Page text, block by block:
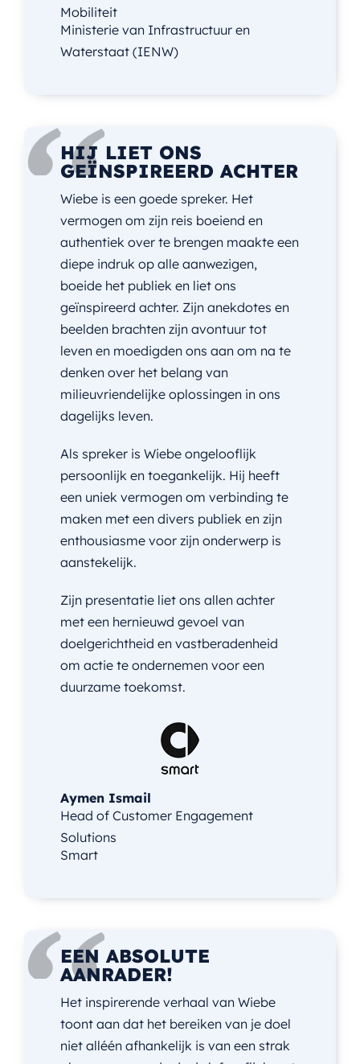
Mobiliteit
Ministerie van Infrastructuur en
Waterstaat (IENW)
HIJ LIET ONS
GEÏNSPIREERD ACHTER
Wiebe is een goede spreker. Het
vermogen om zijn reis boeiend en
authentiek over te brengen maakte een
diepe indruk op alle aanwezigen,
boeide het publiek en liet ons
geïnspireerd achter. Zijn anekdotes en
beelden brachten zijn avontuur tot
leven en moedigden ons aan om na te
denken over het belang van
milieuvriendelijke oplossingen in ons
dagelijks leven.
Als spreker is Wiebe ongelooflijk
persoonlijk en toegankelijk. Hij heeft
een uniek vermogen om verbinding te
maken met een divers publiek en zijn
enthousiasme voor zijn onderwerp is
aanstekelijk.
Zijn presentatie liet ons allen achter
met een hernieuwd gevoel van
doelgerichtheid en vastberadenheid
om actie te ondernemen voor een
duurzame toekomst.
Aymen Ismail
Head of Customer Engagement
Solutions
Smart
EEN ABSOLUTE
AANRADER!
Het inspirerende verhaal van Wiebe
toont aan dat het bereiken van je doel
niet alléén afhankelijk is van een strak